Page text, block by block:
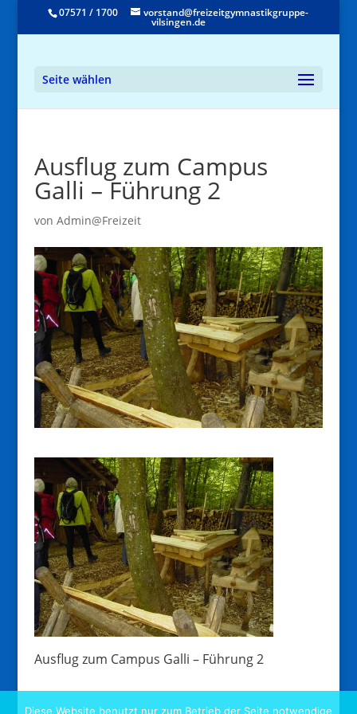
07571 / 1700 vorstand@freizeitgymnastikgruppe-
vilsingen.de
Seite wählen
Ausflug zum Campus
Galli – Führung 2
von Admin@Freizeit
Ausflug zum Campus Galli – Führung 2
Diese Website benutzt nur zum Betrieb der Seite notwendige